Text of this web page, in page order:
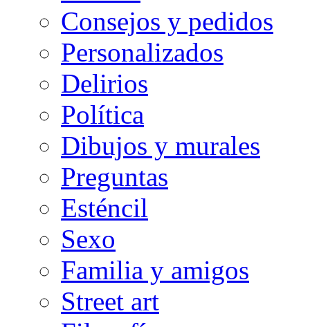
Consejos y pedidos
Personalizados
Delirios
Política
Dibujos y murales
Preguntas
Esténcil
Sexo
Familia y amigos
Street art